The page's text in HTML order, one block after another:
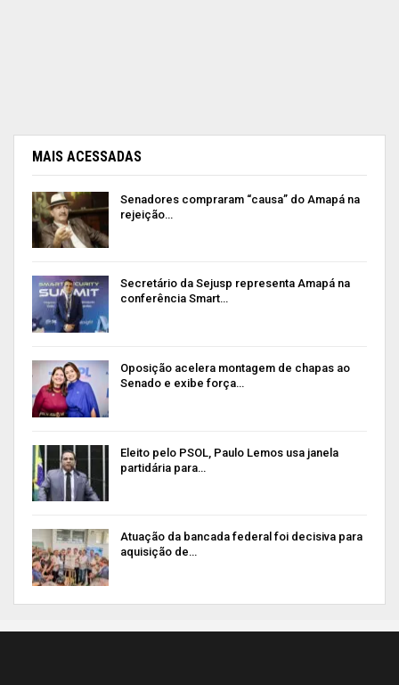
MAIS ACESSADAS
Senadores compraram “causa” do Amapá na
rejeição…
Secretário da Sejusp representa Amapá na
conferência Smart…
Oposição acelera montagem de chapas ao
Senado e exibe força…
Eleito pelo PSOL, Paulo Lemos usa janela
partidária para…
Atuação da bancada federal foi decisiva para
aquisição de…